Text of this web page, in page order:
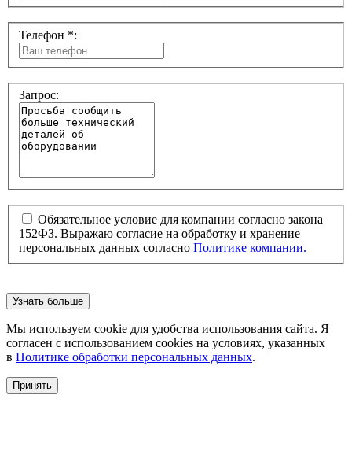
Телефон *:
Запрос:
Обязательное условие для компании согласно закона
152ФЗ. Выражаю согласие на обработку и хранение
персональных данных согласно Политике компании.
Узнать больше
Мы используем cookie для удобства использования сайта. Я
согласен с использованием cookies на условиях, указанных
в Политике обработки персональных данных.
Принять